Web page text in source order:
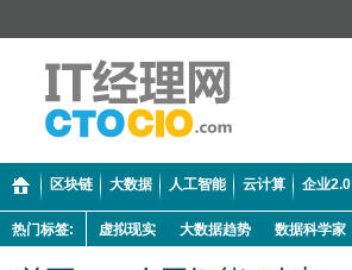
区块链 大数据 人工智能 云计算 企业2.0
热门标签: 虚拟现实 大数据趋势 数据科学家